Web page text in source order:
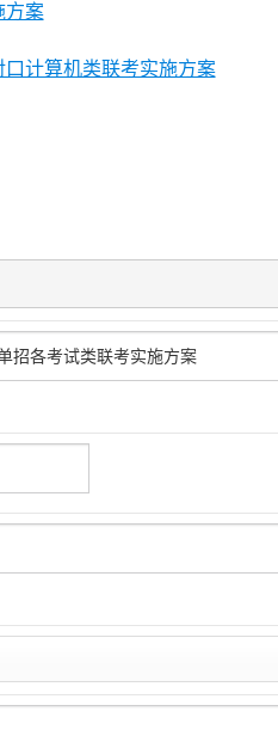
方案
计算机类联考实施方案